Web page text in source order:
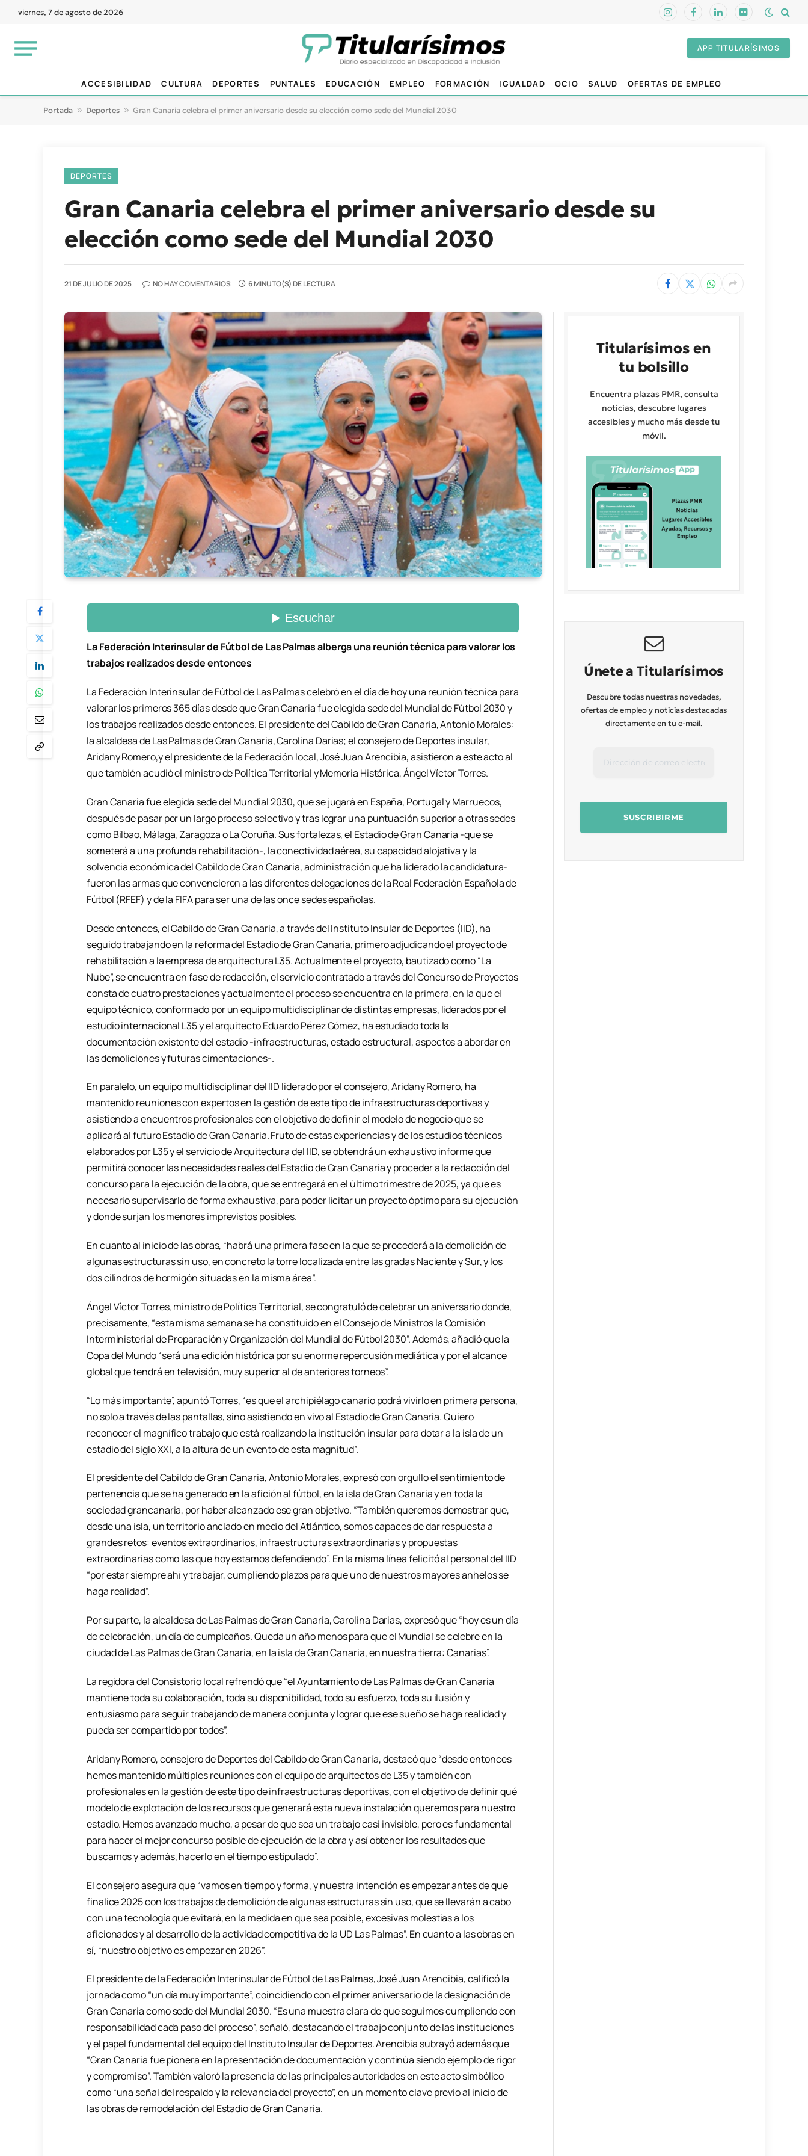
viernes, 7 de agosto de 2026 InstagramFacebookLinkedInFlickr
APP TITULARÍSIMOS
ACCESIBILIDAD CULTURA DEPORTES PUNTALES EDUCACIÓN EMPLEO FORMACIÓN IGUALDAD OCIO SALUD OFERTAS DE EMPLEO
Portada » Deportes » Gran Canaria celebra el primer aniversario desde su elección como sede del Mundial 2030
DEPORTES
Gran Canaria celebra el primer aniversario desde su
elección como sede del Mundial 2030
21 DE JULIO DE 2025 NO HAY COMENTARIOS 6 MINUTO(S) DE LECTURA
La Federación Interinsular de Fútbol de Las Palmas alberga una reunión técnica para valorar los
trabajos realizados desde entonces
La Federación Interinsular de Fútbol de Las Palmas celebró en el día de hoy una reunión técnica para
valorar los primeros 365 días desde que Gran Canaria fue elegida sede del Mundial de Fútbol 2030 y
los trabajos realizados desde entonces. El presidente del Cabildo de Gran Canaria, Antonio Morales:
la alcaldesa de Las Palmas de Gran Canaria, Carolina Darias; el consejero de Deportes insular,
Aridany Romero,y el presidente de la Federación local, José Juan Arencibia, asistieron a este acto al
que también acudió el ministro de Política Territorial y Memoria Histórica, Ángel Víctor Torres.
Gran Canaria fue elegida sede del Mundial 2030, que se jugará en España, Portugal y Marruecos,
después de pasar por un largo proceso selectivo y tras lograr una puntuación superior a otras sedes
como Bilbao, Málaga, Zaragoza o La Coruña. Sus fortalezas, el Estadio de Gran Canaria -que se
someterá a una profunda rehabilitación-, la conectividad aérea, su capacidad alojativa y la
solvencia económica del Cabildo de Gran Canaria, administración que ha liderado la candidatura-
fueron las armas que convencieron a las diferentes delegaciones de la Real Federación Española de
Fútbol (RFEF) y de la FIFA para ser una de las once sedes españolas.
Desde entonces, el Cabildo de Gran Canaria, a través del Instituto Insular de Deportes (IID), ha
seguido trabajando en la reforma del Estadio de Gran Canaria, primero adjudicando el proyecto de
rehabilitación a la empresa de arquitectura L35. Actualmente el proyecto, bautizado como “La
Nube”, se encuentra en fase de redacción, el servicio contratado a través del Concurso de Proyectos
consta de cuatro prestaciones y actualmente el proceso se encuentra en la primera, en la que el
equipo técnico, conformado por un equipo multidisciplinar de distintas empresas, liderados por el
estudio internacional L35 y el arquitecto Eduardo Pérez Gómez, ha estudiado toda la
documentación existente del estadio -infraestructuras, estado estructural, aspectos a abordar en
las demoliciones y futuras cimentaciones-.
En paralelo, un equipo multidisciplinar del IID liderado por el consejero, Aridany Romero, ha
mantenido reuniones con expertos en la gestión de este tipo de infraestructuras deportivas y
asistiendo a encuentros profesionales con el objetivo de definir el modelo de negocio que se
aplicará al futuro Estadio de Gran Canaria. Fruto de estas experiencias y de los estudios técnicos
elaborados por L35 y el servicio de Arquitectura del IID, se obtendrá un exhaustivo informe que
permitirá conocer las necesidades reales del Estadio de Gran Canaria y proceder a la redacción del
concurso para la ejecución de la obra, que se entregará en el último trimestre de 2025, ya que es
necesario supervisarlo de forma exhaustiva, para poder licitar un proyecto óptimo para su ejecución
y donde surjan los menores imprevistos posibles.
En cuanto al inicio de las obras, “habrá una primera fase en la que se procederá a la demolición de
algunas estructuras sin uso, en concreto la torre localizada entre las gradas Naciente y Sur, y los
dos cilindros de hormigón situadas en la misma área”.
Ángel Víctor Torres, ministro de Política Territorial, se congratuló de celebrar un aniversario donde,
precisamente, “esta misma semana se ha constituido en el Consejo de Ministros la Comisión
Interministerial de Preparación y Organización del Mundial de Fútbol 2030”. Además, añadió que la
Copa del Mundo “será una edición histórica por su enorme repercusión mediática y por el alcance
global que tendrá en televisión, muy superior al de anteriores torneos”.
“Lo más importante”, apuntó Torres, “es que el archipiélago canario podrá vivirlo en primera persona,
no solo a través de las pantallas, sino asistiendo en vivo al Estadio de Gran Canaria. Quiero
reconocer el magnífico trabajo que está realizando la institución insular para dotar a la isla de un
estadio del siglo XXI, a la altura de un evento de esta magnitud”.
El presidente del Cabildo de Gran Canaria, Antonio Morales, expresó con orgullo el sentimiento de
pertenencia que se ha generado en la afición al fútbol, en la isla de Gran Canaria y en toda la
sociedad grancanaria, por haber alcanzado ese gran objetivo. “También queremos demostrar que,
desde una isla, un territorio anclado en medio del Atlántico, somos capaces de dar respuesta a
grandes retos: eventos extraordinarios, infraestructuras extraordinarias y propuestas
extraordinarias como las que hoy estamos defendiendo”. En la misma línea felicitó al personal del IID
“por estar siempre ahí y trabajar, cumpliendo plazos para que uno de nuestros mayores anhelos se
haga realidad”.
Por su parte, la alcaldesa de Las Palmas de Gran Canaria, Carolina Darias, expresó que “hoy es un día
de celebración, un día de cumpleaños. Queda un año menos para que el Mundial se celebre en la
ciudad de Las Palmas de Gran Canaria, en la isla de Gran Canaria, en nuestra tierra: Canarias”.
La regidora del Consistorio local refrendó que “el Ayuntamiento de Las Palmas de Gran Canaria
mantiene toda su colaboración, toda su disponibilidad, todo su esfuerzo, toda su ilusión y
entusiasmo para seguir trabajando de manera conjunta y lograr que ese sueño se haga realidad y
pueda ser compartido por todos”.
Aridany Romero, consejero de Deportes del Cabildo de Gran Canaria, destacó que “desde entonces
hemos mantenido múltiples reuniones con el equipo de arquitectos de L35 y también con
profesionales en la gestión de este tipo de infraestructuras deportivas, con el objetivo de definir qué
modelo de explotación de los recursos que generará esta nueva instalación queremos para nuestro
estadio. Hemos avanzado mucho, a pesar de que sea un trabajo casi invisible, pero es fundamental
para hacer el mejor concurso posible de ejecución de la obra y así obtener los resultados que
buscamos y además, hacerlo en el tiempo estipulado”.
El consejero asegura que “vamos en tiempo y forma, y nuestra intención es empezar antes de que
finalice 2025 con los trabajos de demolición de algunas estructuras sin uso, que se llevarán a cabo
con una tecnología que evitará, en la medida en que sea posible, excesivas molestias a los
aficionados y al desarrollo de la actividad competitiva de la UD Las Palmas”. En cuanto a las obras en
sí, “nuestro objetivo es empezar en 2026”.
El presidente de la Federación Interinsular de Fútbol de Las Palmas, José Juan Arencibia, calificó la
jornada como “un día muy importante”, coincidiendo con el primer aniversario de la designación de
Gran Canaria como sede del Mundial 2030. “Es una muestra clara de que seguimos cumpliendo con
responsabilidad cada paso del proceso”, señaló, destacando el trabajo conjunto de las instituciones
y el papel fundamental del equipo del Instituto Insular de Deportes. Arencibia subrayó además que
“Gran Canaria fue pionera en la presentación de documentación y continúa siendo ejemplo de rigor
y compromiso”. También valoró la presencia de las principales autoridades en este acto simbólico
como “una señal del respaldo y la relevancia del proyecto”, en un momento clave previo al inicio de
las obras de remodelación del Estadio de Gran Canaria.
Titularísimos en
tu bolsillo
Encuentra plazas PMR, consulta
noticias, descubre lugares
accesibles y mucho más desde tu
móvil.
Únete a Titularísimos
Descubre todas nuestras novedades,
ofertas de empleo y noticias destacadas
directamente en tu e-mail.